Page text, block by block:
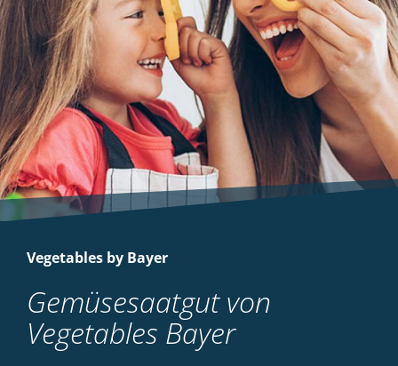
Vegetables by Bayer
Gemüsesaatgut von
Vegetables Bayer